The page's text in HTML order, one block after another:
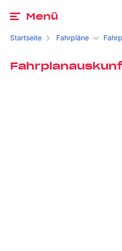
Menü
Startseite Fahrpläne